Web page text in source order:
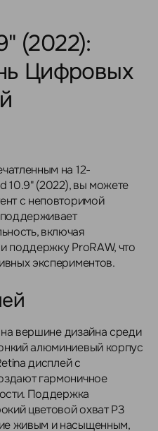
(2022):
Цифровых
на 12-
10.9" (2022), вы можете
с неповторимой
включая
поддержку ProRAW, что
экспериментов.
вершине дизайна среди
алюминиевый корпус
дисплей с
гармоничное
Поддержка
цветовой охват P3
живым и насыщенным,